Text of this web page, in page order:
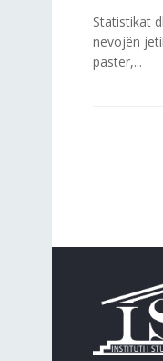
Statistikat
nevojën
pastër,...